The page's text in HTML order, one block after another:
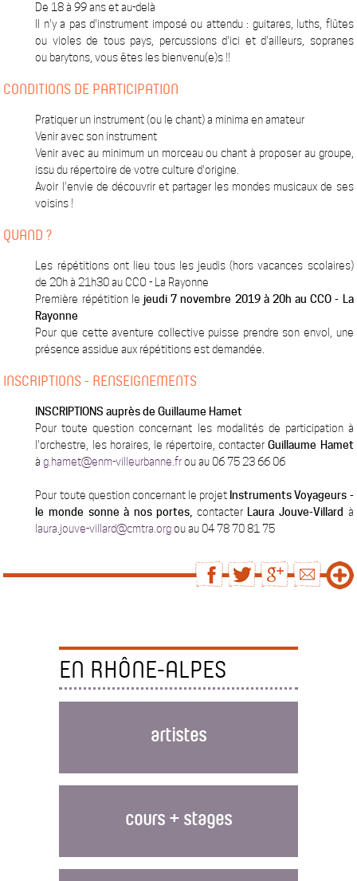
De 18 à 99 ans et au-delà
Il n'y a pas d'instrument imposé ou attendu : guitares, luths, flûtes
ou violes de tous pays, percussions d'ici et d'ailleurs, sopranes
ou barytons, vous êtes les bienvenu(e)s !!
CONDITIONS DE PARTICIPATION
Pratiquer un instrument (ou le chant) a minima en amateur
Venir avec son instrument
Venir avec au minimum un morceau ou chant à proposer au groupe,
issu du répertoire de votre culture d'origine.
Avoir l'envie de découvrir et partager les mondes musicaux de ses
voisins !
QUAND ?
Les répétitions ont lieu tous les jeudis (hors vacances scolaires)
de 20h à 21h30 au CCO - La Rayonne
Première répétition le jeudi 7 novembre 2019 à 20h au CCO - La
Rayonne
Pour que cette aventure collective puisse prendre son envol, une
présence assidue aux répétitions est demandée.
INSCRIPTIONS - RENSEIGNEMENTS
INSCRIPTIONS auprès de Guillaume Hamet
Pour toute question concernant les modalités de participation à
l'orchestre, les horaires, le répertoire, contacter Guillaume Hamet
àg.hamet@enm-villeurbanne.frou au 06 75 23 66 06
Pour toute question concernant le projet Instruments Voyageurs -
le monde sonne à nos portes, contacter Laura Jouve-Villard à
laura.jouve-villard@cmtra.orgou au 04 78 70 81 75
EN RHÔNE-ALPES
artistes
cours + stages